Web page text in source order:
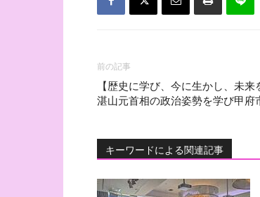
前の記事
【歴史に学び、今に生かし、未
湛山元首相の政治姿勢を学び甲府
キーワードによる関連記事